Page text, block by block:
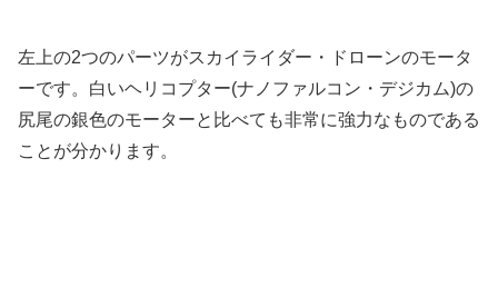
左上の2つのパーツがスカイライダー・ドローンのモータ
ーです。白いヘリコプター(ナノファルコン・デジカム)の
尻尾の銀色のモーターと比べても非常に強力なものである
ことが分かります。